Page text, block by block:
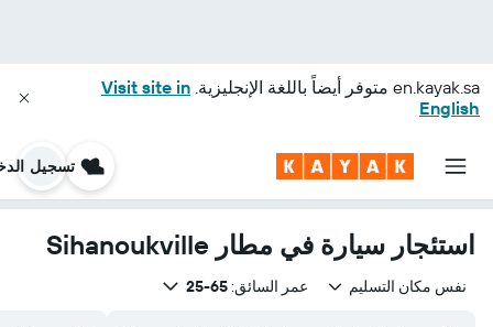
en.kayak.sa متوفر أيضاً باللغة الإنجليزية. Visit site in
English
تسجيل
استئجار سيارة في مطار Sihanoukville
نفس مكان التسليم عمر السائق:65-25